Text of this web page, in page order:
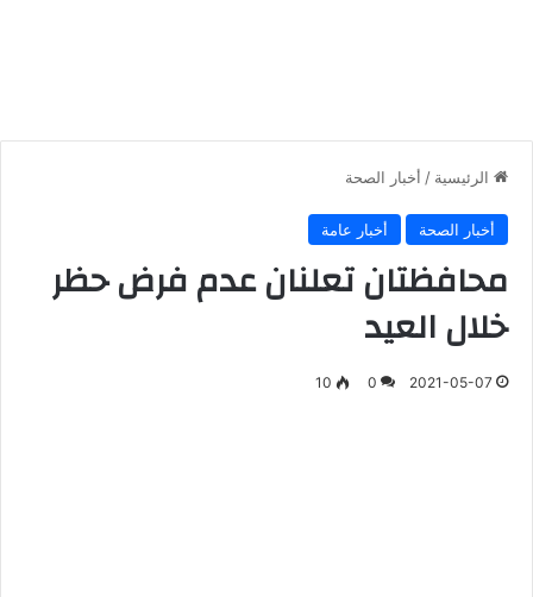
الرئيسية / أخبار الصحة
أخبار الصحة أخبار عامة
محافظتان تعلنان عدم فرض حظر
خلال العيد
2021-05-07
0
10